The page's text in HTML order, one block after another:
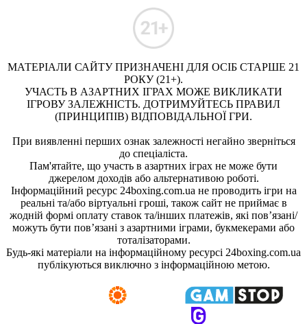
МАТЕРІАЛИ САЙТУ ПРИЗНАЧЕНІ ДЛЯ ОСІБ СТАРШЕ 21
РОКУ (21+).
УЧАСТЬ В АЗАРТНИХ ІГРАХ МОЖЕ ВИКЛИКАТИ
ІГРОВУ ЗАЛЕЖНІСТЬ. ДОТРИМУЙТЕСЬ ПРАВИЛ
(ПРИНЦИПІВ) ВІДПОВІДАЛЬНОЇ ГРИ.
При виявленні перших ознак залежності негайно зверніться
до спеціаліста.
Пам'ятайте, що участь в азартних іграх не може бути
джерелом доходів або альтернативою роботі.
Інформаційний ресурс 24boxing.com.ua не проводить ігри на
реальні та/або віртуальні гроші, також сайт не приймає в
жодній формі оплату ставок та/інших платежів, які пов’язані/
можуть бути пов’язані з азартними іграми, букмекерами або
тоталізаторами.
Будь-які матеріали на інформаційному ресурсі 24boxing.com.ua
публікуються виключно з інформаційною метою.